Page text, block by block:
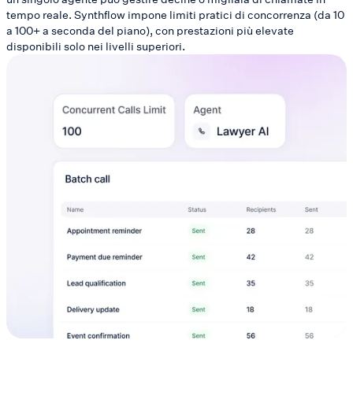
tempo reale. Synthflow impone limiti pratici di concorrenza (da 10
a 100+ a seconda del piano), con prestazioni più elevate
disponibili solo nei livelli superiori.